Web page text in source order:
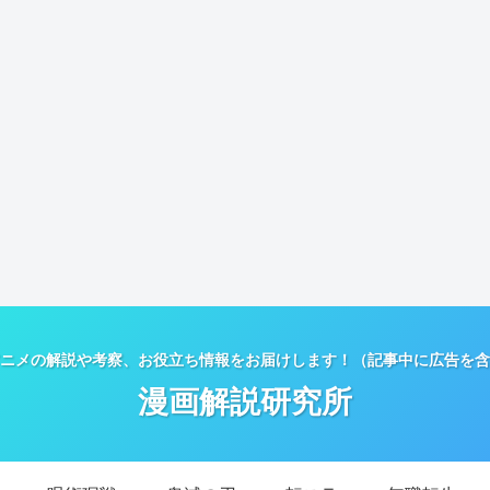
メの解説や考察、お役立ち情報をお届けします！（記事中に広告を
漫画解説研究所